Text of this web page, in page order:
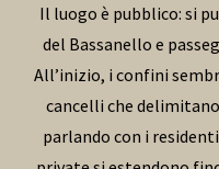
Il luogo è pubblico: si
del Bassanello e
All’inizio, i confini
cancelli che
parlando con i